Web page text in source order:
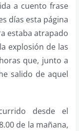
a cuento frase
días esta página
estaba atrapado
explosión de las
que, junto a
salido de aquel
desde el
de la mañana,